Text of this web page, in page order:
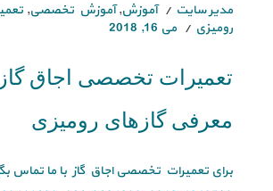
مدیر سایت آموزش,آموزش تخصصی,
رومیزی
می 16, 2018
تعمیرات تخصصی اجاق
معرفی گازهای رومیزی